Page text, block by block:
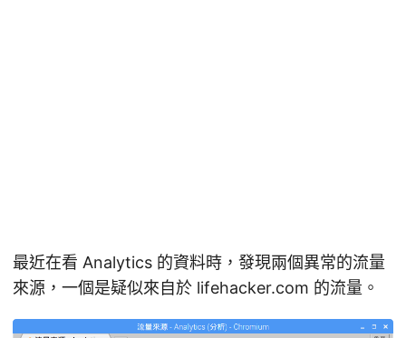
最近在看 Analytics 的資料時，發現兩個異常的流量
來源，一個是疑似來自於 lifehacker.com 的流量。